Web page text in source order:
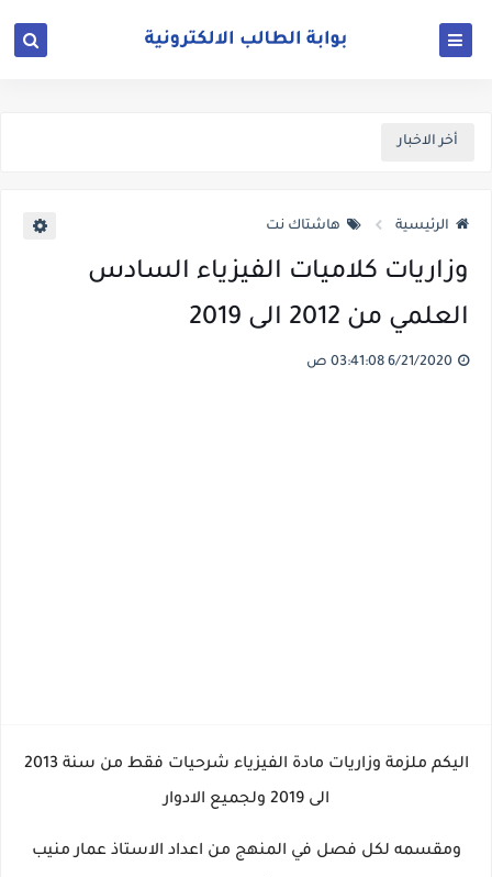
أخر الاخبار
الرئيسية هاشتاك نت
وزاريات كلاميات الفيزياء السادس
العلمي من 2012 الى 2019
اليكم ملزمة وزاريات مادة الفيزياء شرحيات فقط من سنة 2013
الى 2019 ولجميع الادوار
ومقسمه لكل فصل في المنهج من اعداد الاستاذ عمار منيب